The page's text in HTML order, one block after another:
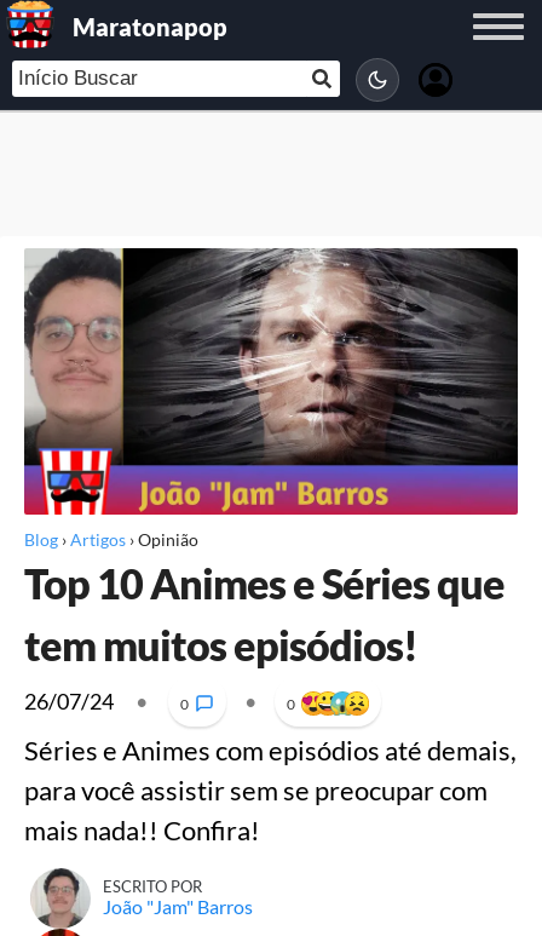
Maratonapop
Blog ›Artigos ›Opinião
Top 10 Animes e Séries que
tem muitos episódios!
26/07/24 • 0 • 0
Séries e Animes com episódios até demais,
para você assistir sem se preocupar com
mais nada!! Confira!
ESCRITO POR
João "Jam" Barros